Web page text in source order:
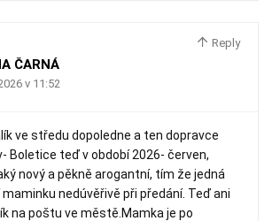
Reply
ČARNÁ
v 11:52
ve středu dopoledne a ten dopravce
Boletice teď v období 2026- červen,
nový a pěkně arogantní, tím že jedná
nedúvěřivě při předání. Teď ani
na poštu ve městě.Mamka je po